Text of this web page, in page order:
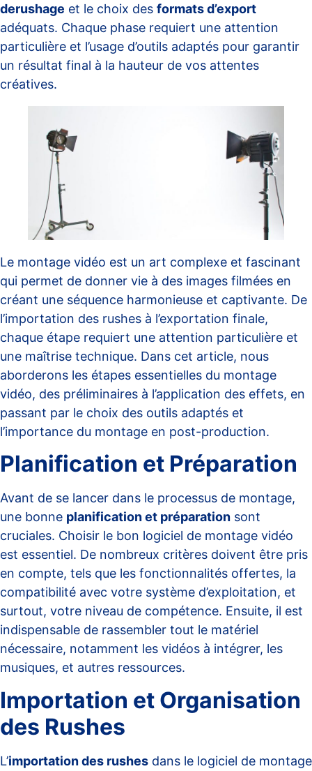
derushage et le choix des formats d’export
adéquats. Chaque phase requiert une attention
particulière et l’usage d’outils adaptés pour garantir
un résultat final à la hauteur de vos attentes
créatives.
Le montage vidéo est un art complexe et fascinant
qui permet de donner vie à des images filmées en
créant une séquence harmonieuse et captivante. De
l’importation des rushes à l’exportation finale,
chaque étape requiert une attention particulière et
une maîtrise technique. Dans cet article, nous
aborderons les étapes essentielles du montage
vidéo, des préliminaires à l’application des effets, en
passant par le choix des outils adaptés et
l’importance du montage en post-production.
Planification et Préparation
Avant de se lancer dans le processus de montage,
une bonne planification et préparation sont
cruciales. Choisir le bon logiciel de montage vidéo
est essentiel. De nombreux critères doivent être pris
en compte, tels que les fonctionnalités offertes, la
compatibilité avec votre système d’exploitation, et
surtout, votre niveau de compétence. Ensuite, il est
indispensable de rassembler tout le matériel
nécessaire, notamment les vidéos à intégrer, les
musiques, et autres ressources.
Importation et Organisation
des Rushes
L’importation des rushes dans le logiciel de montage